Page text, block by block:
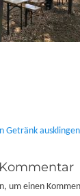
Getränk
um einen